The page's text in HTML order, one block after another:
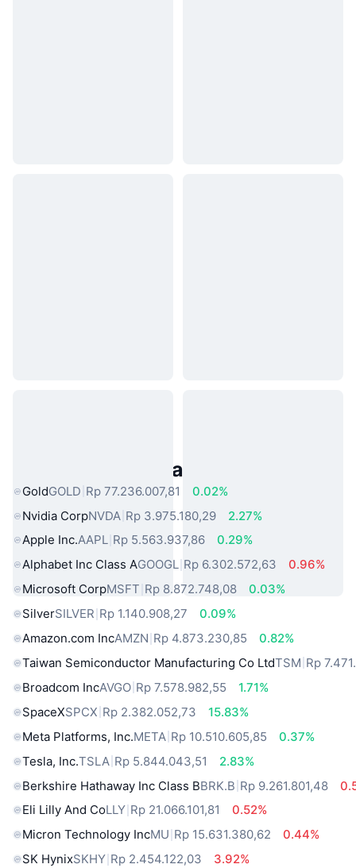
Aset Dunia Nyata Populer
GoldGOLD Rp 77.236.007,81
0.02%
Nvidia CorpNVDA Rp 3.975.180,29
2.27%
Apple Inc.AAPL Rp 5.563.937,86
0.29%
Alphabet Inc Class AGOOGL Rp 6.302.572,63
0.96%
Microsoft CorpMSFT Rp 8.872.748,08
0.03%
SilverSILVER Rp 1.140.908,27
0.09%
Amazon.com IncAMZN Rp 4.873.230,85
0.82%
Taiwan Semiconductor Manufacturing Co LtdTSM Rp
Broadcom IncAVGO Rp 7.578.982,55
1.71%
SpaceXSPCX Rp 2.382.052,73
15.83%
Meta Platforms, Inc.META Rp 10.510.605,85
0.37%
Tesla, Inc.TSLA Rp 5.844.043,51
2.83%
Berkshire Hathaway Inc Class BBRK.B Rp 9.261.801,48
Eli Lilly And CoLLY Rp 21.066.101,81
0.52%
Micron Technology IncMU Rp 15.631.380,62
0.44%
SK HynixSKHY Rp 2.454.122,03
3.92%